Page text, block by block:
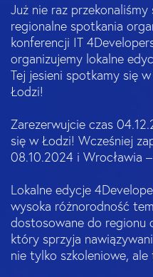
Już nie raz
regionalne spotkania
konferencji IT
organizujemy lokalne
Tej jesieni spotkamy się
Łodzi!
Zarezerwujcie czas
się w Łodzi! Wcześniej
08.10.2024 i Wrocławia
Lokalne edycje
wysoka różnorodność
dostosowane do regionu
który sprzyja
nie tylko szkoleniowe,